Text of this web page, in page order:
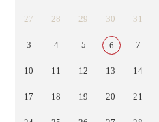
27 28 29 30 31
3 4 5 6 7
10 11 12 13 14
17 18 19 20 21